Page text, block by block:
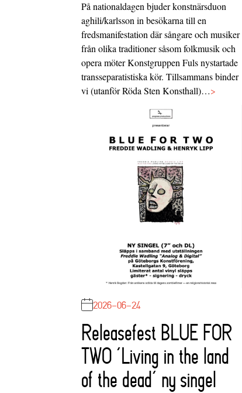
På nationaldagen bjuder konstnärsduon
aghili/karlsson in besökarna till en
fredsmanifestation där sångare och musiker
från olika traditioner såsom folkmusik och
opera möter Konstgruppen Fuls nystartade
transseparatistiska kör. Tillsammans binder
vi (utanför Röda Sten Konsthall)…>
2026-06-24
Releasefest BLUE FOR
TWO ‘Living in the land
of the dead’ ny singel